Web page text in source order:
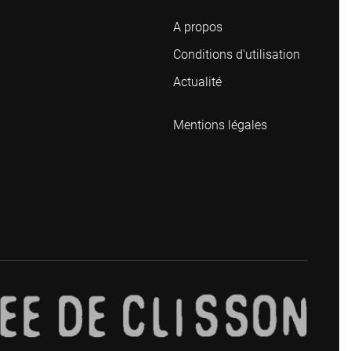
A propos
Conditions d'utilisation
Actualité
Mentions légales